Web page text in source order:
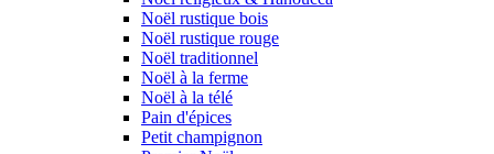
Noël rustique bois
Noël rustique rouge
Noël traditionnel
Noël à la ferme
Noël à la télé
Pain d'épices
Petit champignon